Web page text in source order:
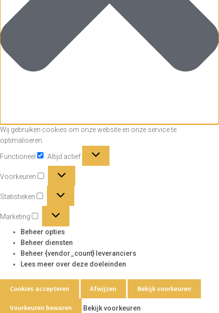
Wij gebruiken cookies om onze website en onze service te
optimaliseren.
Functioneel Altijd actief
Voorkeuren
Statistieken
Marketing
Marketing
Beheer opties
Beheer diensten
Beheer {vendor_count} leveranciers
Lees meer over deze doeleinden
Cookies accepteren Afwijzen Bekijk voorkeuren
Voorkeuren bewaren
Bekijk voorkeuren